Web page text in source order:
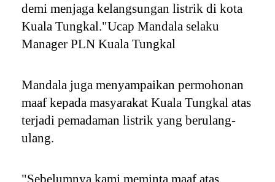
demi menjaga kelangsungan listrik di kota
Kuala Tungkal."Ucap Mandala selaku
Manager PLN Kuala Tungkal
Mandala juga menyampaikan permohonan
maaf kepada masyarakat Kuala Tungkal atas
terjadi pemadaman listrik yang berulang-
ulang.
"Sebelumnya kami meminta maaf atas